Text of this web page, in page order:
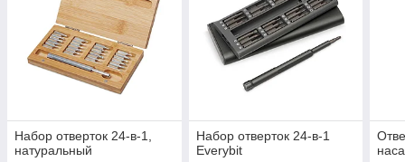
Набор отверток 24-в-1,
натуральный
Набор отверток 24-в-1
Everybit